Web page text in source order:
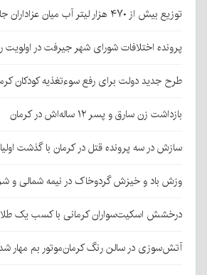
توزیع بیش از ۴۷۰ هزار لیتر آب میان عزاداران جامانده اربعین در کرمان
پرونده اختلافات شورای شهر جیرفت در
طرح جدید دولت برای رفع سوءتغذیه کودکان
بازداشت زن سارق و پسر ۱۲ ساله‌اش در کرمان
سازش در سه پرونده قتل در کرمان با گذشت
وزش باد و خیزش گردوخاک در نیمه شمالی و
درخشش اسکیت‌سواران کرمانی با کسب یک
آتش‌سوزی در سالن رنگ کرمان‌موتور بم مهار